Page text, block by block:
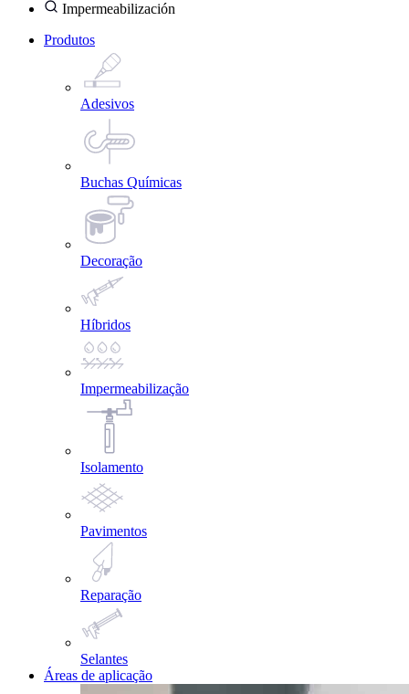
Impermeabilización
Produtos
Adesivos
Buchas Químicas
Decoração
Híbridos
Impermeabilização
Isolamento
Pavimentos
Reparação
Selantes
Áreas de aplicação